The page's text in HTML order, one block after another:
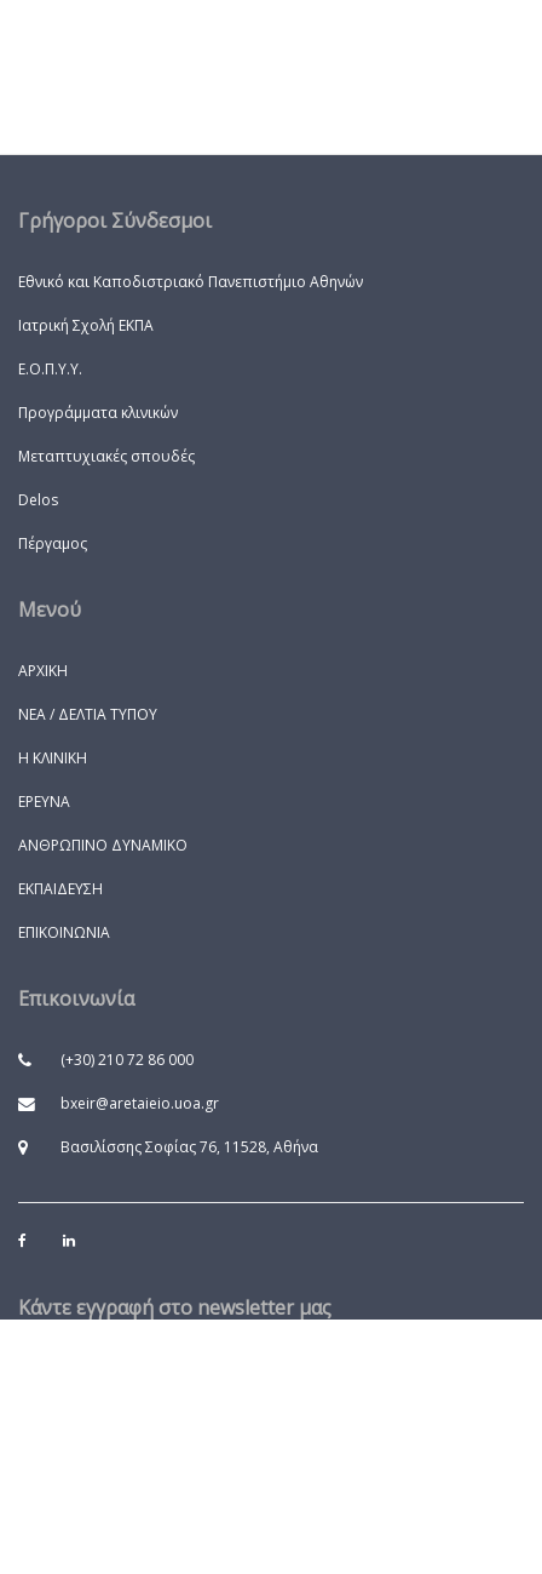
Γρήγοροι Σύνδεσμοι
Εθνικό και Καποδιστριακό Πανεπιστήμιο Αθηνών
Ιατρική Σχολή ΕΚΠΑ
Ε.Ο.Π.Υ.Υ.
Προγράμματα κλινικών
Μεταπτυχιακές σπουδές
Delos
Πέργαμος
Μενού
ΑΡΧΙΚΗ
ΝΕΑ / ΔΕΛΤΙΑ ΤΥΠΟΥ
Η ΚΛΙΝΙΚΗ
ΕΡΕΥΝΑ
ΑΝΘΡΩΠΙΝΟ ΔΥΝΑΜΙΚΟ
ΕΚΠΑΙΔΕΥΣΗ
ΕΠΙΚΟΙΝΩΝΙΑ
Επικοινωνία
(+30) 210 72 86 000
bxeir@aretaieio.uoa.gr
Βασιλίσσης Σοφίας 76, 11528, Αθήνα
Κάντε εγγραφή στο newsletter μας